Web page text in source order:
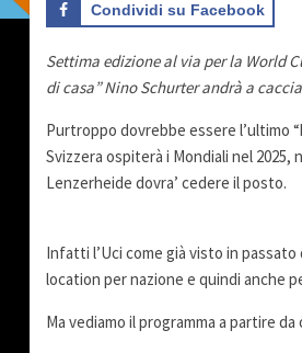
Condividi su Facebook
Settima edizione al via per la World
di casa” Nino Schurter andrà a
Purtroppo dovrebbe essere l’ultimo
Svizzera ospiterà i Mondiali nel 2025,
Lenzerheide dovra’ cedere il posto.
Infatti l’Uci come già visto in passato
location per nazione e quindi anche
Ma vediamo il programma a partire da